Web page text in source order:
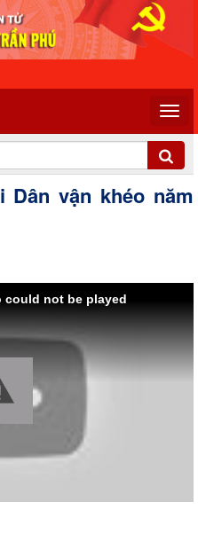
Dân vận khéo năm
could not be played